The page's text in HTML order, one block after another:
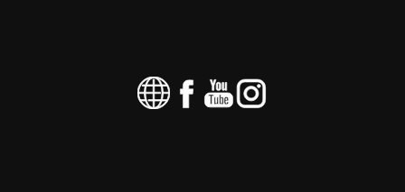
Galerien